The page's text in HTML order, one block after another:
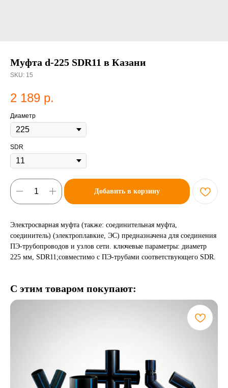
Муфта d-225 SDR11 в Казани
SKU: 15
2 189 р.
Диаметр
SDR
Добавить в корзину
Электросварная муфта (также: соединительная муфта,
соединитель) (электроплавкие, ЭС) предназначена для соединения
ПЭ-трубопроводов и узлов сети. ключевые параметры: диаметр
225 мм, SDR11;совместимо с ПЭ-трубами соответствующего SDR.
С этим товаром покупают: